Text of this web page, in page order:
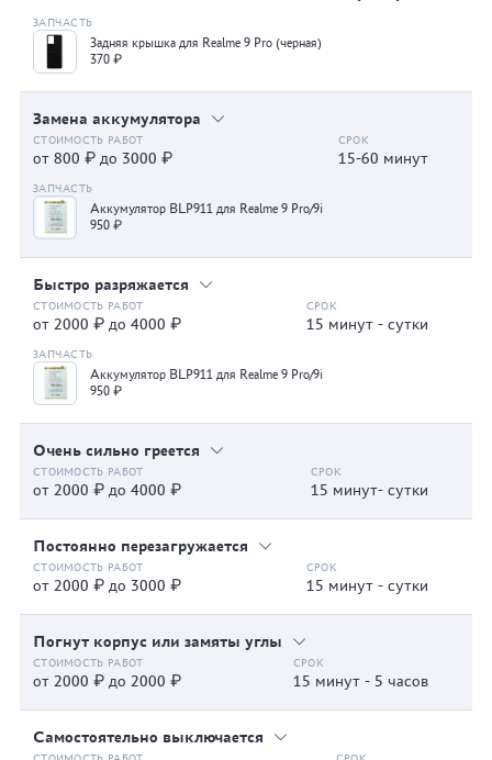
Задняя крышка для Realme 9 Pro (черная)
370 ₽
Замена аккумулятора
от 800 ₽ до 3000 ₽ 15-60 минут
Аккумулятор BLP911 для Realme 9 Pro/9i
950 ₽
Быстро разряжается
от 2000 ₽ до 4000 ₽ 15 минут - сутки
Аккумулятор BLP911 для Realme 9 Pro/9i
950 ₽
Очень сильно греется
от 2000 ₽ до 4000 ₽ 15 минут- сутки
Постоянно перезагружается
от 2000 ₽ до 3000 ₽ 15 минут - сутки
Погнут корпус или замяты углы
от 2000 ₽ до 2000 ₽ 15 минут - 5 часов
Самостоятельно выключается